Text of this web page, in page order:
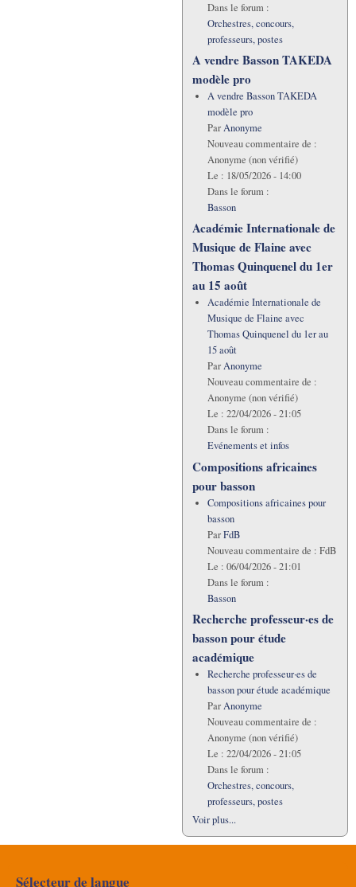
Dans le forum :
Orchestres, concours,
professeurs, postes
A vendre Basson TAKEDA
modèle pro
A vendre Basson TAKEDA
modèle pro
ParAnonyme
Nouveau commentaire de :
Anonyme (non vérifié)
Le : 18/05/2026 - 14:00
Dans le forum :
Basson
Académie Internationale de
Musique de Flaine avec
Thomas Quinquenel du 1er
au 15 août
Académie Internationale de
Musique de Flaine avec
Thomas Quinquenel du 1er au
15 août
ParAnonyme
Nouveau commentaire de :
Anonyme (non vérifié)
Le : 22/04/2026 - 21:05
Dans le forum :
Evénements et infos
Compositions africaines
pour basson
Compositions africaines pour
basson
ParFdB
Nouveau commentaire de : FdB
Le : 06/04/2026 - 21:01
Dans le forum :
Basson
Recherche professeur·es de
basson pour étude
académique
Recherche professeur·es de
basson pour étude académique
ParAnonyme
Nouveau commentaire de :
Anonyme (non vérifié)
Le : 22/04/2026 - 21:05
Dans le forum :
Orchestres, concours,
professeurs, postes
Voir plus...
Sélecteur de langue